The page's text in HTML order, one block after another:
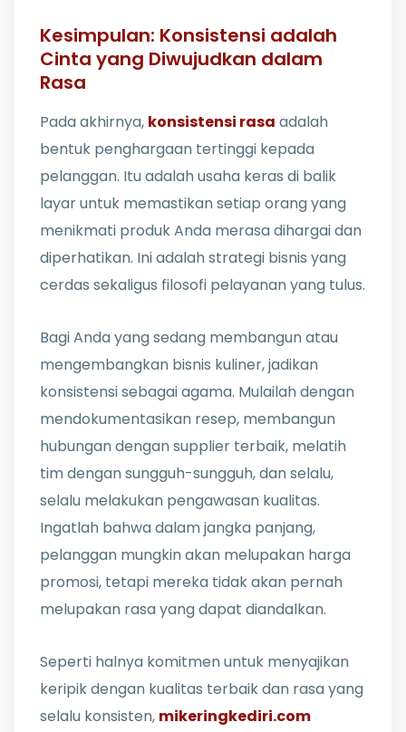
Kesimpulan: Konsistensi adalah
Cinta yang Diwujudkan dalam
Rasa
Pada akhirnya, konsistensi rasa adalah
bentuk penghargaan tertinggi kepada
pelanggan. Itu adalah usaha keras di balik
layar untuk memastikan setiap orang yang
menikmati produk Anda merasa dihargai dan
diperhatikan. Ini adalah strategi bisnis yang
cerdas sekaligus filosofi pelayanan yang tulus.
Bagi Anda yang sedang membangun atau
mengembangkan bisnis kuliner, jadikan
konsistensi sebagai agama. Mulailah dengan
mendokumentasikan resep, membangun
hubungan dengan supplier terbaik, melatih
tim dengan sungguh-sungguh, dan selalu,
selalu melakukan pengawasan kualitas.
Ingatlah bahwa dalam jangka panjang,
pelanggan mungkin akan melupakan harga
promosi, tetapi mereka tidak akan pernah
melupakan rasa yang dapat diandalkan.
Seperti halnya komitmen untuk menyajikan
keripik dengan kualitas terbaik dan rasa yang
selalu konsisten, mikeringkediri.com